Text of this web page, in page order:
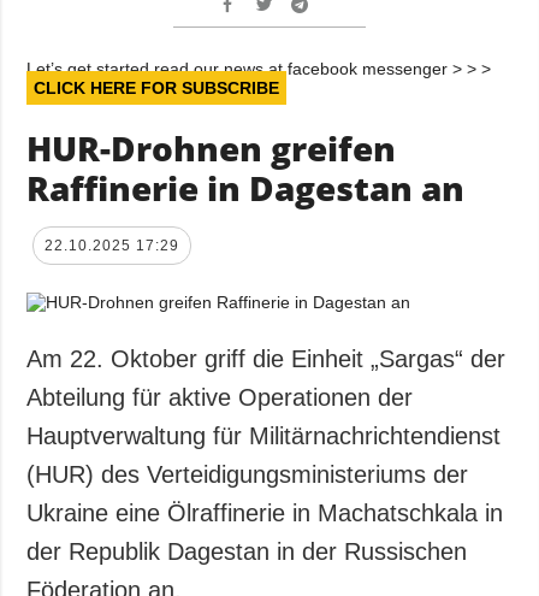
Let’s get started read our news at facebook messenger > > >
CLICK HERE FOR SUBSCRIBE
HUR-Drohnen greifen
Raffinerie in Dagestan an
22.10.2025 17:29
Am 22. Oktober griff die Einheit „Sargas“ der
Abteilung für aktive Operationen der
Hauptverwaltung für Militärnachrichtendienst
(HUR) des Verteidigungsministeriums der
Ukraine eine Ölraffinerie in Machatschkala in
der Republik Dagestan in der Russischen
Föderation an.